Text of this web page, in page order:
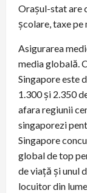
Orașul-stat are
școlare, taxe pe
Asigurarea
media globală.
Singapore este
1.300 și 2.350
afara regiunii
singaporezi
Singapore
global de top
de viață și unul
locuitor din